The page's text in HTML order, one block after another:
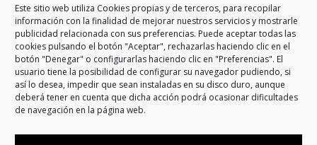
Este sitio web utiliza Cookies propias y de terceros, para recopilar
información con la finalidad de mejorar nuestros servicios y mostrarle
publicidad relacionada con sus preferencias. Puede aceptar todas las
cookies pulsando el botón "Aceptar", rechazarlas haciendo clic en el
botón "Denegar" o configurarlas haciendo clic en "Preferencias". El
usuario tiene la posibilidad de configurar su navegador pudiendo, si
así lo desea, impedir que sean instaladas en su disco duro, aunque
deberá tener en cuenta que dicha acción podrá ocasionar dificultades
de navegación en la página web.
Carrer de Bunyola, 16
08016 Barcelona
Teléfono:933 59 75 20
WhatsApp:644 60 75 20
online@fcssoluciones.com